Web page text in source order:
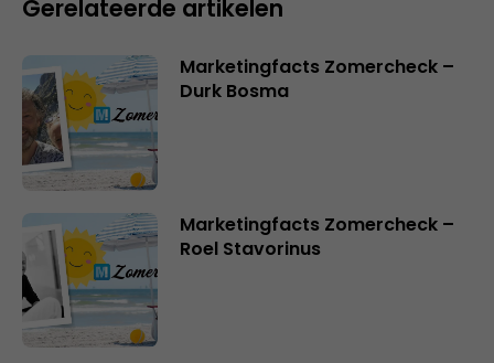
Gerelateerde artikelen
Marketingfacts Zomercheck –
Durk Bosma
Marketingfacts Zomercheck –
Roel Stavorinus